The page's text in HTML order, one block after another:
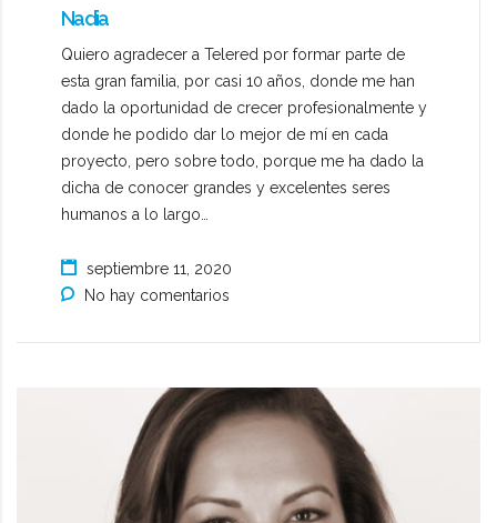
Nadia
Quiero agradecer a Telered por formar parte de
esta gran familia, por casi 10 años, donde me han
dado la oportunidad de crecer profesionalmente y
donde he podido dar lo mejor de mí en cada
proyecto, pero sobre todo, porque me ha dado la
dicha de conocer grandes y excelentes seres
humanos a lo largo…
septiembre 11, 2020
No hay comentarios